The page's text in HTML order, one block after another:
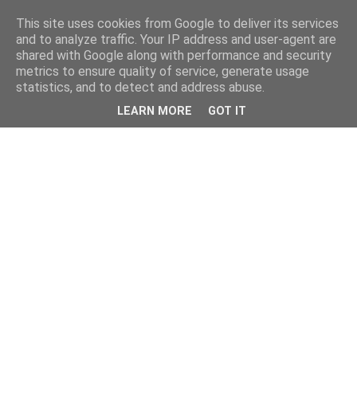
This site uses cookies from Google to deliver its services
and to analyze traffic. Your IP address and user-agent are
shared with Google along with performance and security
metrics to ensure quality of service, generate usage
statistics, and to detect and address abuse.
LEARN MORE GOT IT